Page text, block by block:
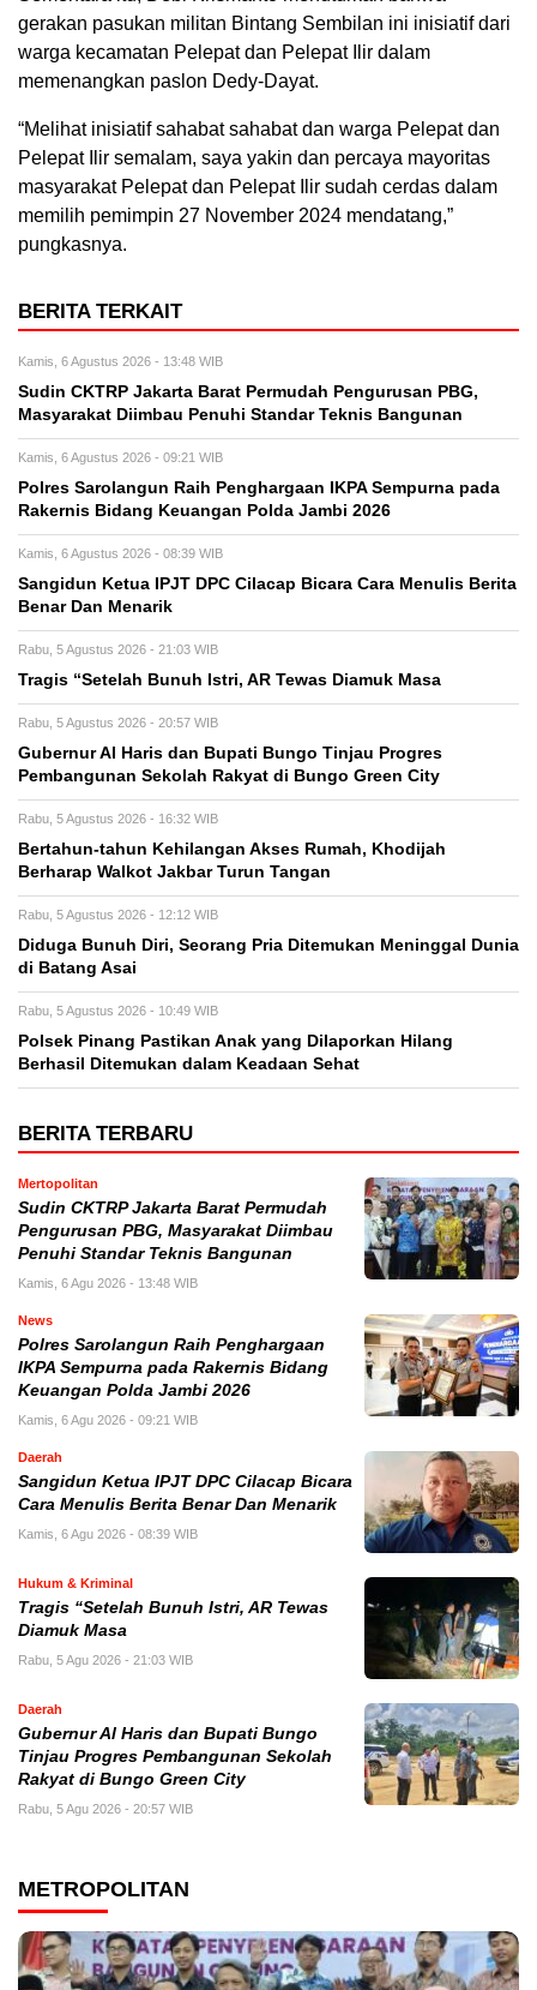
gerakan pasukan militan Bintang Sembilan ini inisiatif dari
warga kecamatan Pelepat dan Pelepat Ilir dalam
memenangkan paslon Dedy-Dayat.
“Melihat inisiatif sahabat sahabat dan warga Pelepat dan
Pelepat Ilir semalam, saya yakin dan percaya mayoritas
masyarakat Pelepat dan Pelepat Ilir sudah cerdas dalam
memilih pemimpin 27 November 2024 mendatang,”
pungkasnya.
BERITA TERKAIT
Kamis, 6 Agustus 2026 - 13:48 WIB
Sudin CKTRP Jakarta Barat Permudah Pengurusan PBG,
Masyarakat Diimbau Penuhi Standar Teknis Bangunan
Kamis, 6 Agustus 2026 - 09:21 WIB
Polres Sarolangun Raih Penghargaan IKPA Sempurna pada
Rakernis Bidang Keuangan Polda Jambi 2026
Kamis, 6 Agustus 2026 - 08:39 WIB
Sangidun Ketua IPJT DPC Cilacap Bicara Cara Menulis Berita
Benar Dan Menarik
Rabu, 5 Agustus 2026 - 21:03 WIB
Tragis “Setelah Bunuh Istri, AR Tewas Diamuk Masa
Rabu, 5 Agustus 2026 - 20:57 WIB
​Gubernur Al Haris dan Bupati Bungo Tinjau Progres
Pembangunan Sekolah Rakyat di Bungo Green City
Rabu, 5 Agustus 2026 - 16:32 WIB
Bertahun-tahun Kehilangan Akses Rumah, Khodijah
Berharap Walkot Jakbar Turun Tangan
Rabu, 5 Agustus 2026 - 12:12 WIB
Diduga Bunuh Diri, Seorang Pria Ditemukan Meninggal Dunia
di Batang Asai
Rabu, 5 Agustus 2026 - 10:49 WIB
Polsek Pinang Pastikan Anak yang Dilaporkan Hilang
Berhasil Ditemukan dalam Keadaan Sehat
BERITA TERBARU
Mertopolitan
Sudin CKTRP Jakarta Barat Permudah
Pengurusan PBG, Masyarakat Diimbau
Penuhi Standar Teknis Bangunan
Kamis, 6 Agu 2026 - 13:48 WIB
News
Polres Sarolangun Raih Penghargaan
IKPA Sempurna pada Rakernis Bidang
Keuangan Polda Jambi 2026
Kamis, 6 Agu 2026 - 09:21 WIB
Daerah
Sangidun Ketua IPJT DPC Cilacap Bicara
Cara Menulis Berita Benar Dan Menarik
Kamis, 6 Agu 2026 - 08:39 WIB
Hukum & Kriminal
Tragis “Setelah Bunuh Istri, AR Tewas
Diamuk Masa
Rabu, 5 Agu 2026 - 21:03 WIB
Daerah
​Gubernur Al Haris dan Bupati Bungo
Tinjau Progres Pembangunan Sekolah
Rakyat di Bungo Green City
Rabu, 5 Agu 2026 - 20:57 WIB
METROPOLITAN